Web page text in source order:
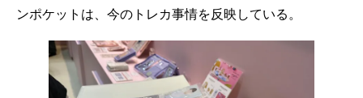
ンポケットは、今のトレカ事情を反映している。